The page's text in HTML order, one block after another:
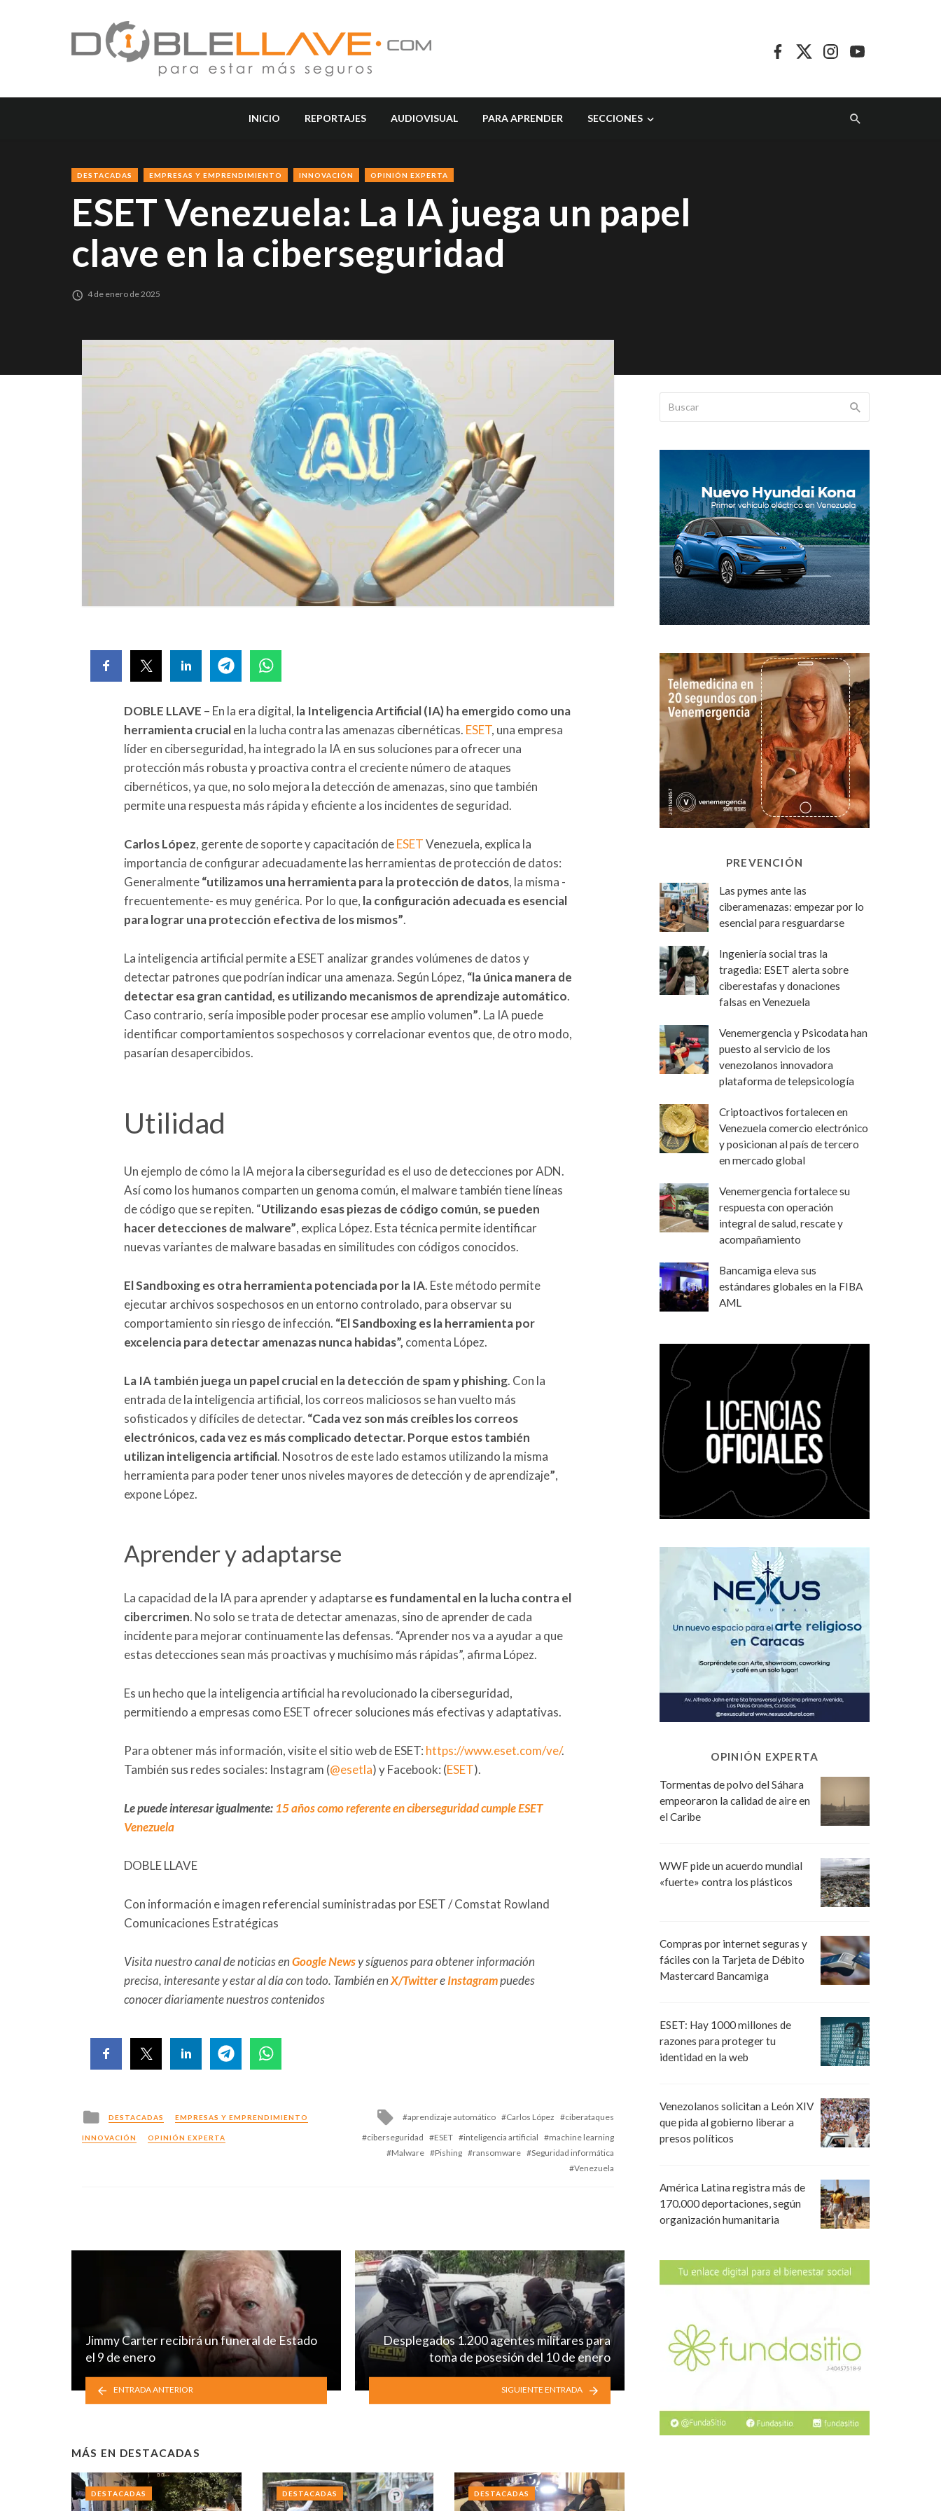
INICIO REPORTAJES AUDIOVISUAL PARA APRENDER SECCIONES
DESTACADAS EMPRESAS Y EMPRENDIMIENTO INNOVACIÓN OPINIÓN EXPERTA
ESET Venezuela: La IA juega un papel
clave en la ciberseguridad
4 de enero de 2025
DOBLE LLAVE – En la era digital, la Inteligencia Artificial (IA) ha emergido como una
herramienta crucialen la lucha contra las amenazas cibernéticas. ESET, una empresa
líder en ciberseguridad, ha integrado la IA en sus soluciones para ofrecer una
protección más robusta y proactiva contra el creciente número de ataques
cibernéticos, ya que, no solo mejora la detección de amenazas, sino que también
permite una respuesta más rápida y eficiente a los incidentes de seguridad.
Carlos López, gerente de soporte y capacitación deESETVenezuela, explica la
importancia de configurar adecuadamente las herramientas de protección de datos:
Generalmente“utilizamos una herramienta para la protección de datos, la misma -
frecuentemente- es muy genérica. Por lo que, la configuración adecuada es esencial
para lograr una protección efectiva de los mismos”.
La inteligencia artificial permite a ESET analizar grandes volúmenes de datos y
detectar patrones que podrían indicar una amenaza. Según López, “la única manera de
detectar esa gran cantidad, es utilizando mecanismos de aprendizaje automático.
Caso contrario, sería imposible poder procesar ese amplio volumen”. La IA puede
identificar comportamientos sospechosos y correlacionar eventos que, de otro modo,
pasarían desapercibidos.
Utilidad
Un ejemplo de cómo la IA mejora la ciberseguridad es el uso de detecciones por ADN.
Así como los humanos comparten un genoma común, el malware también tiene líneas
de código que se repiten. “Utilizando esas piezas de código común, se pueden
hacer detecciones de malware”, explica López. Esta técnica permite identificar
nuevas variantes de malware basadas en similitudes con códigos conocidos.
El Sandboxing es otra herramienta potenciada por la IA. Este método permite
ejecutar archivos sospechosos en un entorno controlado, para observar su
comportamiento sin riesgo de infección. “El Sandboxing es la herramienta por
excelencia para detectar amenazas nunca habidas”, comenta López.
La IA también juega un papel crucial en la detección de spam y phishing. Con la
entrada de la inteligencia artificial, los correos maliciosos se han vuelto más
sofisticados y difíciles de detectar. “Cada vez son más creíbles los correos
electrónicos, cada vez es más complicado detectar. Porque estos también
utilizan inteligencia artificial. Nosotros de este lado estamos utilizando la misma
herramienta para poder tener unos niveles mayores de detección y de aprendizaje”,
expone López.
Aprender y adaptarse
La capacidad de la IA para aprender y adaptarsees fundamental en la lucha contra el
cibercrimen. No solo se trata de detectar amenazas, sino de aprender de cada
incidente para mejorar continuamente las defensas. “Aprender nos va a ayudar a que
estas detecciones sean más proactivas y muchísimo más rápidas”, afirma López.
Es un hecho que la inteligencia artificial ha revolucionado la ciberseguridad,
permitiendo a empresas como ESET ofrecer soluciones más efectivas y adaptativas.
Para obtener más información, visite el sitio web de ESET: https://www.eset.com/ve/.
También sus redes sociales: Instagram (@esetla) y Facebook: (ESET).
Le puede interesar igualmente: 15 años como referente en ciberseguridad cumple ESET
Venezuela
DOBLE LLAVE
Con información e imagen referencial suministradas por ESET / Comstat Rowland
Comunicaciones Estratégicas
Visita nuestro canal de noticias enGoogle Newsy síguenos para obtener información
precisa, interesante y estar al día con todo. También enX/TwittereInstagrampuedes
conocer diariamente nuestros contenidos
Posted
in
DESTACADAS EMPRESAS Y EMPRENDIMIENTO
INNOVACIÓN OPINIÓN EXPERTA
Tagged
with
aprendizaje automático Carlos López
ciberataques
ciberseguridad
ESET inteligencia artificial
machine learning
Malware
Pishing ransomware
Seguridad informática
Venezuela
Jimmy Carter recibirá un funeral de Estado
el 9 de enero
ENTRADA ANTERIOR
Desplegados 1.200 agentes militares para
toma de posesión del 10 de enero
SIGUIENTE ENTRADA
MÁS EN DESTACADAS
DESTACADAS DESTACADAS DESTACADAS
PREVENCIÓN
Las pymes ante las
ciberamenazas: empezar por lo
esencial para resguardarse
Ingeniería social tras la
tragedia: ESET alerta sobre
ciberestafas y donaciones
falsas en Venezuela
Venemergencia y Psicodata han
puesto al servicio de los
venezolanos innovadora
plataforma de telepsicología
Criptoactivos fortalecen en
Venezuela comercio electrónico
y posicionan al país de tercero
en mercado global
Venemergencia fortalece su
respuesta con operación
integral de salud, rescate y
acompañamiento
Bancamiga eleva sus
estándares globales en la FIBA
AML
OPINIÓN EXPERTA
Tormentas de polvo del Sáhara
empeoraron la calidad de aire en
el Caribe
WWF pide un acuerdo mundial
«fuerte» contra los plásticos
Compras por internet seguras y
fáciles con la Tarjeta de Débito
Mastercard Bancamiga
ESET: Hay 1000 millones de
razones para proteger tu
identidad en la web
Venezolanos solicitan a León XIV
que pida al gobierno liberar a
presos políticos
América Latina registra más de
170.000 deportaciones, según
organización humanitaria